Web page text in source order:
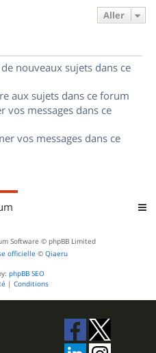
Aller
nouveaux sujets dans ce
aux sujets dans ce forum
vos messages dans ce
vos messages dans ce
Software © phpBB Limited
officielle © Qiaeru
phpBB SEO
| Conditions